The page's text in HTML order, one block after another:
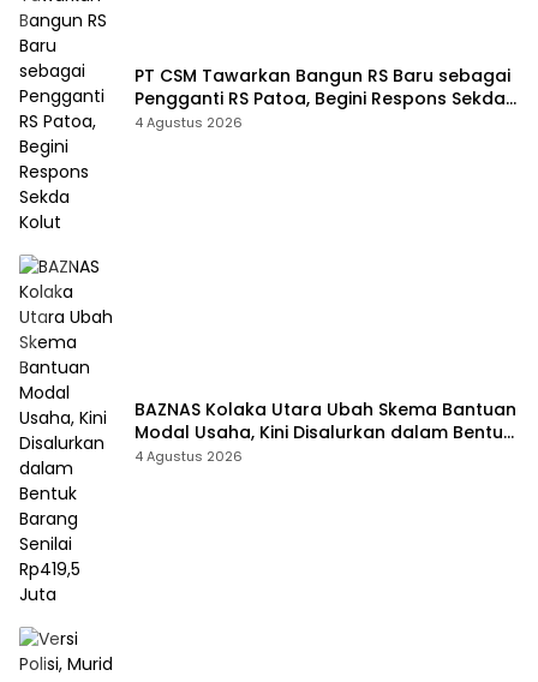
PT CSM Tawarkan Bangun RS Baru sebagai
Pengganti RS Patoa, Begini Respons Sekda
Kolut
4 Agustus 2026
BAZNAS Kolaka Utara Ubah Skema Bantuan
Modal Usaha, Kini Disalurkan dalam Bentuk
Barang Senilai Rp419,5 Juta
4 Agustus 2026